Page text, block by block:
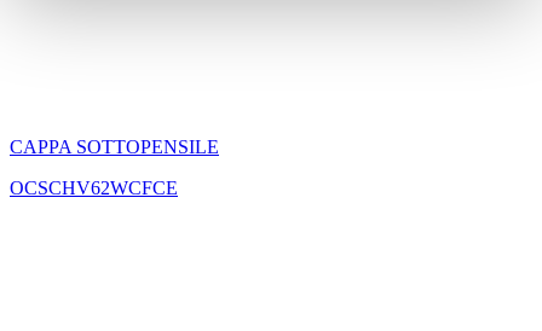
CAPPA SOTTOPENSILE
OCSCHV62WCFCE